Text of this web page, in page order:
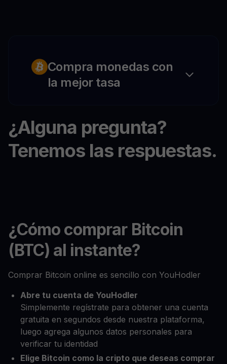
Compra monedas con
la mejor tasa
¿Alguna pregunta?
Tenemos las respuestas.
¿Cómo comprar Bitcoin
(BTC) al instante?
Comprar Bitcoin online es sencillo con YouHodler
Abre tu cuenta de YouHodler
Simplemente regístrate para obtener una cuenta
gratuita en segundos desde nuestra plataforma,
luego agrega algunos datos personales para
verificar tu identidad
Elige Bitcoin como la cripto que deseas comprar